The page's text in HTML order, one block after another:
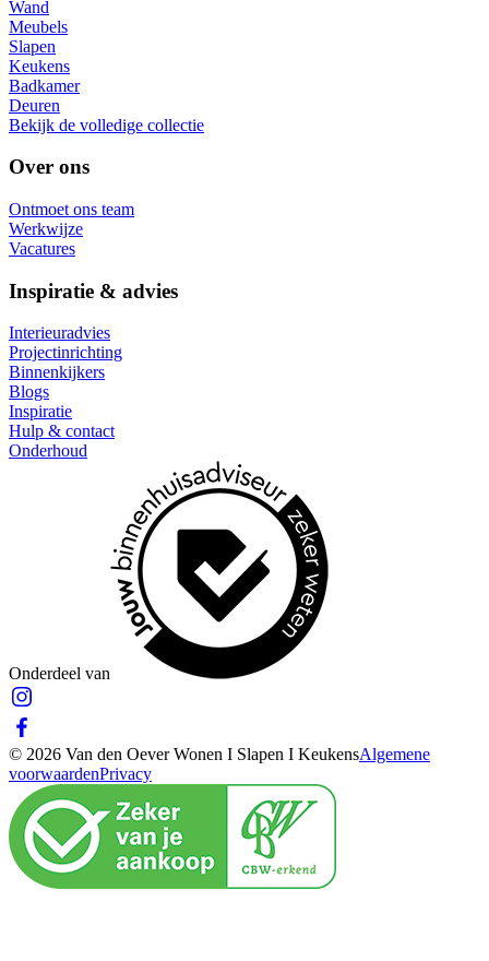
Wand
Meubels
Slapen
Keukens
Badkamer
Deuren
Bekijk de volledige collectie
Over ons
Ontmoet ons team
Werkwijze
Vacatures
Inspiratie & advies
Interieuradvies
Projectinrichting
Binnenkijkers
Blogs
Inspiratie
Hulp & contact
Onderhoud
Onderdeel van
© 2026 Van den Oever Wonen I Slapen I KeukensAlgemene
voorwaardenPrivacy